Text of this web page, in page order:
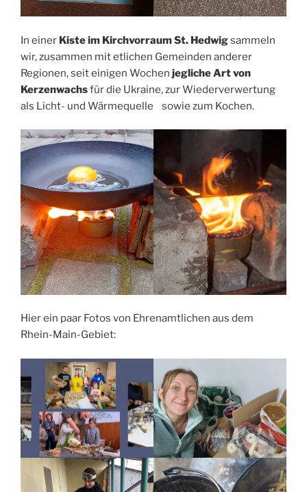
In einer Kiste im Kirchvorraum St. Hedwigsammeln
wir, zusammen mit etlichen Gemeinden anderer
Regionen, seit einigen Wochen jegliche Art von
Kerzenwachsfür die Ukraine, zur Wiederverwertung
als Licht- und Wärmequelle sowie zum Kochen.
Hier ein paar Fotos von Ehrenamtlichen aus dem
Rhein-Main-Gebiet: